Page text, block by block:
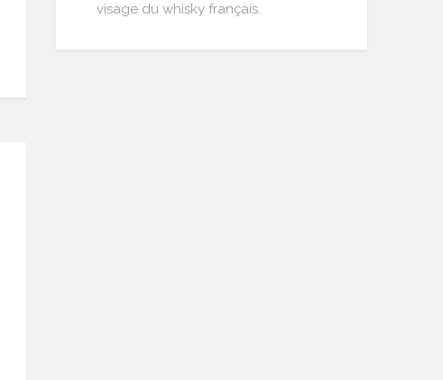
visage du whisky français.